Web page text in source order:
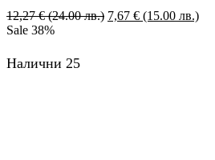
12,27€ (24.00 лв.) Original
7,67 € (15.00 лв.)
Sale 38%
Налични 25